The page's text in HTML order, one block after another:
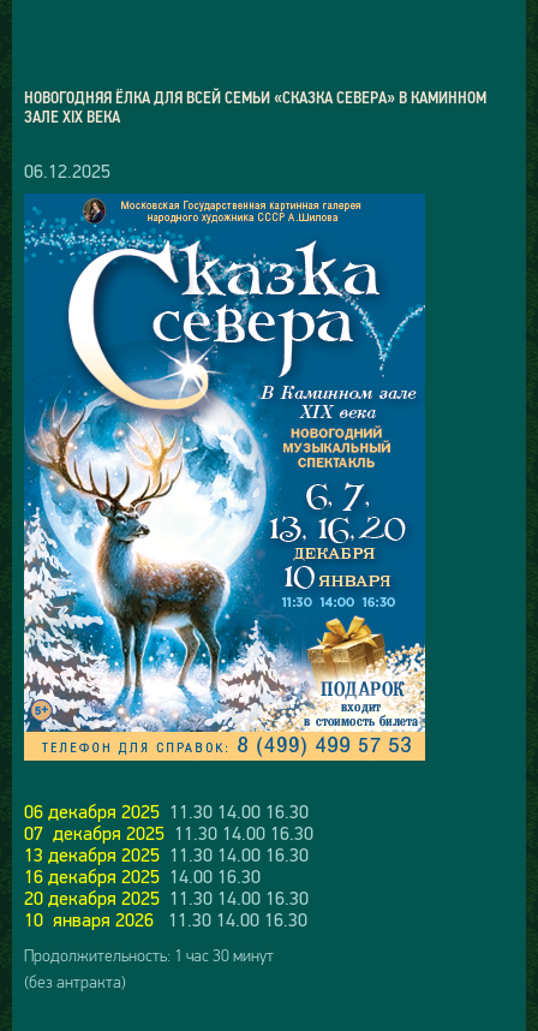
НОВОГОДНЯЯ ЁЛКА ДЛЯ ВСЕЙ СЕМЬИ «СКАЗКА СЕВЕРА» В КАМИННОМ
ЗАЛЕ XIX ВЕКА
06.12.2025
06 декабря 2025 11.30 14.00 16.30
07 декабря 2025 11.30 14.00 16.30
13 декабря 2025 11.30 14.00 16.30
16 декабря 2025 14.00 16.30
20 декабря 2025 11.30 14.00 16.30
10 января 2026
11.30 14.00 16.30
Продолжительность: 1 час 30 минут
(без антракта)